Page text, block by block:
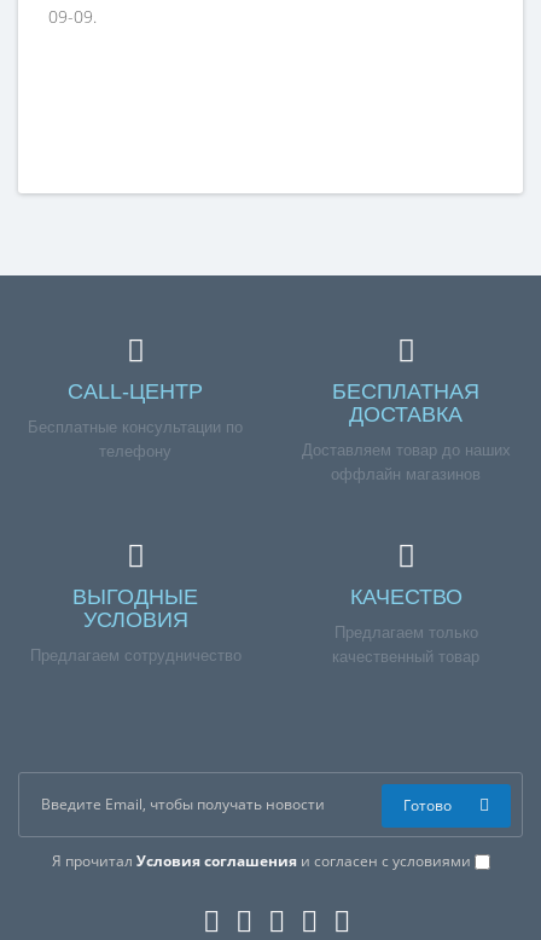
09-09.
CALL-ЦЕНТР
Бесплатные консультации по
телефону
БЕСПЛАТНАЯ
ДОСТАВКА
Доставляем товар до наших
оффлайн магазинов
ВЫГОДНЫЕ
УСЛОВИЯ
Предлагаем сотрудничество
КАЧЕСТВО
Предлагаем только
качественный товар
Я прочитал Условия соглашенияи согласен с условиями
Готово